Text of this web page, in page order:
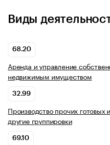
Виды
68.20
Аренда и управление
недвижимым имуществом
32.99
Производство прочих готовых
другие группировки
69.10